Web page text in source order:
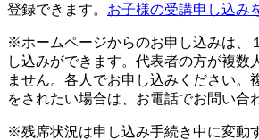
登録できます。 お子様の受講申し込み
※ホームページからのお申し込みは、
し込みができます。代表者の方が複数
ません。各人でお申し込みください。
をされたい場合は、お電話でお問い合
※残席状況は申し込み手続き中に変動